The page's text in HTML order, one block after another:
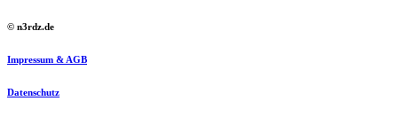
© n3rdz.de
Impressum & AGB
Datenschutz